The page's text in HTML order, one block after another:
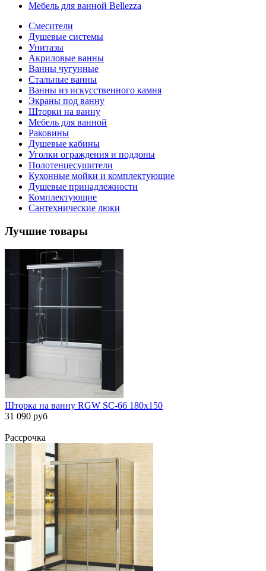
Мебель для ванной Bellezza
Смесители
Душевые системы
Унитазы
Акриловые ванны
Ванны чугунные
Стальные ванны
Ванны из искусственного камня
Экраны под ванну
Шторки на ванну
Мебель для ванной
Раковины
Душевые кабины
Уголки ограждения и поддоны
Полотенцесушители
Кухонные мойки и комплектующие
Душевые принадлежности
Комплектующие
Сантехнические люки
Лучшие товары
Шторка на ванну RGW SC-66 180х150
31 090 руб
Рассрочка